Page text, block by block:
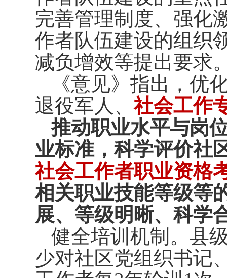
完善管理制度、强化
作者队伍建设的组织
减负增效等提出要求
《意见》指出，优
退役军人、社会工作
推动职业水平与岗
业标准，科学评价社
社会工作者职业资格
相关职业技能等级等
展、等级明晰、科学
健全培训机制。县
少对社区党组织书记